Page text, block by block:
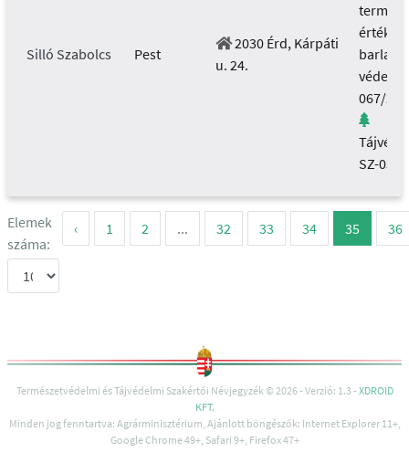
Silló Szabolcs Pest
2030 Érd, Kárpáti
u. 24.
értékek
067/
SZ-
Elemek
száma:
‹ 1 2 ... 32 33 34 35 36
Természetvédelmi és Tájvédelmi Szakértői Névjegyzék © 2026 - Verzió: 1.3 - XDROID
KFT.
Minden jog fenntartva: Agrárminisztérium, Ajánlott böngészők: Internet Explorer 11+,
Google Chrome 49+, Safari 9+, Firefox 47+